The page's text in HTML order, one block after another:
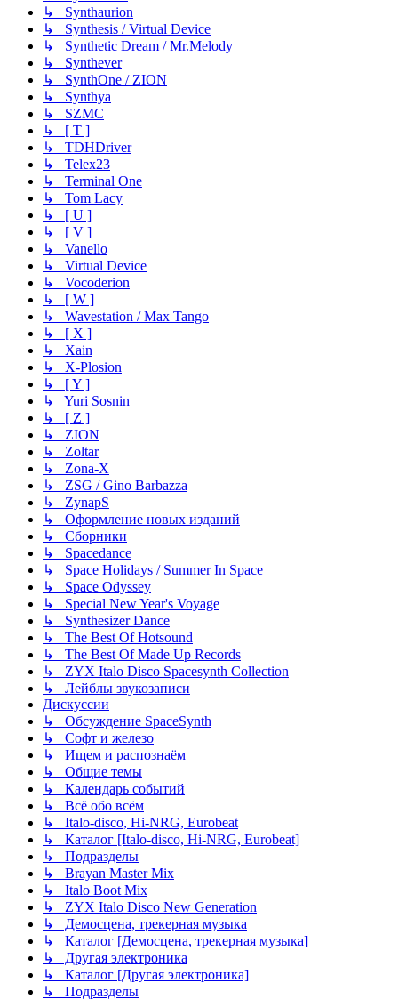
↳ Synthaurion
↳ Synthesis / Virtual Device
↳ Synthetic Dream / Mr.Melody
↳ Synthever
↳ SynthOne / ZION
↳ Synthya
↳ SZMC
↳ [ T ]
↳ TDHDriver
↳ Telex23
↳ Terminal One
↳ Tom Lacy
↳ [ U ]
↳ [ V ]
↳ Vanello
↳ Virtual Device
↳ Vocoderion
↳ [ W ]
↳ Wavestation / Max Tango
↳ [ X ]
↳ Xain
↳ X-Plosion
↳ [ Y ]
↳ Yuri Sosnin
↳ [ Z ]
↳ ZION
↳ Zoltar
↳ Zona-X
↳ ZSG / Gino Barbazza
↳ ZynapS
↳ Оформление новых изданий
↳ Сборники
↳ Spacedance
↳ Space Holidays / Summer In Space
↳ Space Odyssey
↳ Special New Year's Voyage
↳ Synthesizer Dance
↳ The Best Of Hotsound
↳ The Best Of Made Up Records
↳ ZYX Italo Disco Spacesynth Collection
↳ Лейблы звукозаписи
Дискуссии
↳ Обсуждение SpaceSynth
↳ Софт и железо
↳ Ищем и распознаём
↳ Общие темы
↳ Календарь событий
↳ Всё обо всём
↳ Italo-disco, Hi-NRG, Eurobeat
↳ Каталог [Italo-disco, Hi-NRG, Eurobeat]
↳ Подразделы
↳ Brayan Master Mix
↳ Italo Boot Mix
↳ ZYX Italo Disco New Generation
↳ Демосцена, трекерная музыка
↳ Каталог [Демосцена, трекерная музыка]
↳ Другая электроника
↳ Каталог [Другая электроника]
↳ Подразделы